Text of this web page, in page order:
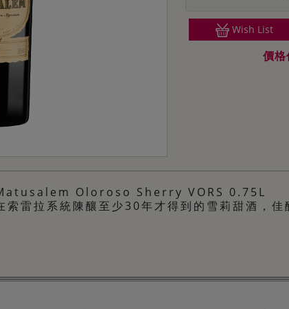
Wish List
價
Oloroso Sherry VORS 0.75L
索雷拉系統陳釀至少30年才得到的雪莉甜酒，佳